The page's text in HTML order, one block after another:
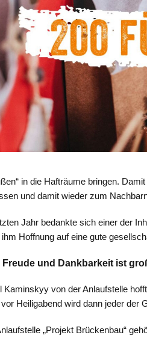
in die Hafträume bringen.
und damit wieder zum
Jahr bedankte sich einer der
ihm Hoffnung auf eine gute
Freude und Dankbarkeit ist
Kaminskyy von der Anlaufstelle
Heiligabend wird dann jeder der
„Projekt Brückenbau“